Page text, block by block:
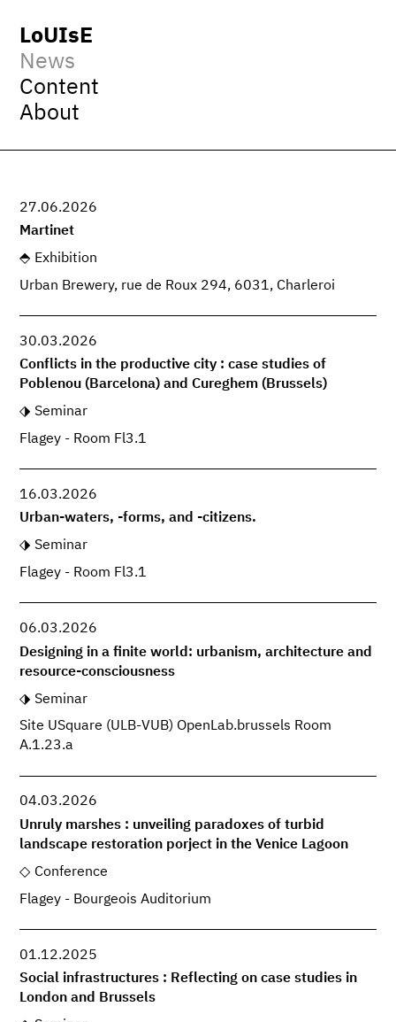
LoUIsE
News
Content
About
27.06.2026
Martinet
Exhibition
Urban Brewery, rue de Roux 294, 6031, Charleroi
30.03.2026
Conflicts in the productive city : case studies of
Poblenou (Barcelona) and Cureghem (Brussels)
Seminar
Flagey - Room Fl3.1
16.03.2026
Urban-waters, -forms, and -citizens.
Seminar
Flagey - Room Fl3.1
06.03.2026
Designing in a finite world: urbanism, architecture and
resource-consciousness
Seminar
Site USquare (ULB-VUB) OpenLab.brussels Room
A.1.23.a
04.03.2026
Unruly marshes : unveiling paradoxes of turbid
landscape restoration porject in the Venice Lagoon
Conference
Flagey - Bourgeois Auditorium
01.12.2025
Social infrastructures : Reflecting on case studies in
London and Brussels